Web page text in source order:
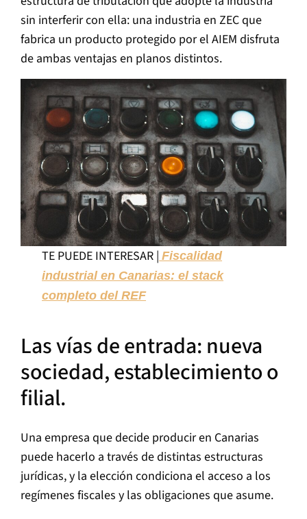
sin interferir con ella: una industria en ZEC que
fabrica un producto protegido por el AIEM disfruta
de ambas ventajas en planos distintos.
TE PUEDE INTERESAR | Fiscalidad
industrial en Canarias: el stack
completo del REF
Las vías de entrada: nueva
sociedad, establecimiento o
filial.
Una empresa que decide producir en Canarias
puede hacerlo a través de distintas estructuras
jurídicas, y la elección condiciona el acceso a los
regímenes fiscales y las obligaciones que asume.